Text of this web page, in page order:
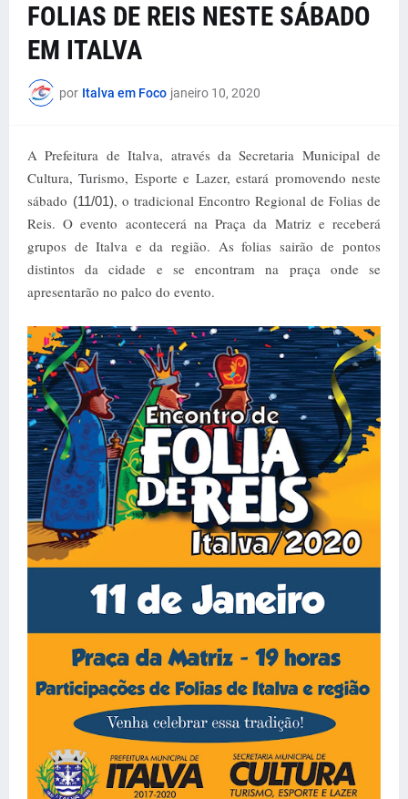
FOLIAS DE REIS NESTE SÁBADO
EM ITALVA
por Italva em Foco janeiro 10, 2020
A Prefeitura de Italva, através da Secretaria Municipal de
Cultura, Turismo, Esporte e Lazer, estará promovendo neste
sábado (11/01), o tradicional Encontro Regional de Folias de
Reis. O evento acontecerá na Praça da Matriz e receberá
grupos de Italva e da região. As folias sairão de pontos
distintos da cidade e se encontram na praça onde se
apresentarão no palco do evento.